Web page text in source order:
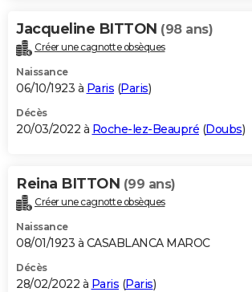
Jacqueline BITTON (98 ans)
Créer une cagnotte obsèques
Naissance
06/10/1923 à Paris (Paris)
Décès
20/03/2022 à Roche-lez-Beaupré (Doubs)
Reina BITTON (99 ans)
Créer une cagnotte obsèques
Naissance
08/01/1923 à CASABLANCA MAROC
Décès
28/02/2022 à Paris (Paris)